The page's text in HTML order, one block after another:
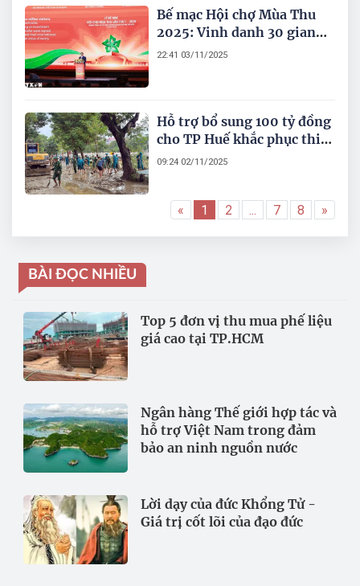
Bế mạc Hội chợ Mùa Thu
2025: Vinh danh 30 gian
trưng bày tiêu biểu
22:41 03/11/2025
Hỗ trợ bổ sung 100 tỷ đồng
cho TP Huế khắc phục thiệt
hại do mưa lũ
09:24 02/11/2025
« 1 2 ... 7 8 »
BÀI ĐỌC NHIỀU
Top 5 đơn vị thu mua phế liệu
giá cao tại TP.HCM
Ngân hàng Thế giới hợp tác và
hỗ trợ Việt Nam trong đảm
bảo an ninh nguồn nước
Lời dạy của đức Khổng Tử -
Giá trị cốt lõi của đạo đức